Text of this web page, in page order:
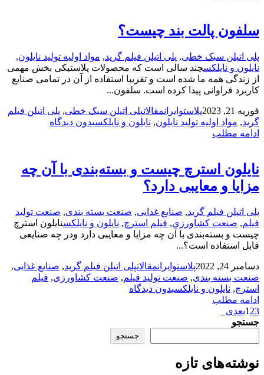
سلفون پالت بند چیست؟
پلی اتیلن سبک خطی, پلی اتیلن فیلم گرید, مواد اولیه تولید نایلون,
نایلون و نایلکسچند سالی است که محصولات پلاستیکی بخش مهمی
از زندگی همه ما شده است و تقریبا استفاده از آن در تمامی صنایع
کاربرد فراوانی پیدا کرده است. سلفون...
فوریه 21, 2023 پلاستوایرانمقالاتپلی اتیلن سبک خطی, پلی اتیلن فیلم
گرید, مواد اولیه تولید نایلون, نایلون و نایلکسبدون دیدگاه
ادامه مطلب
نایلون استرچ چیست و بسته‌بندی با آن چه
مزایا و معایبی دارد؟
پلی اتیلن فیلم گرید, صنایع غذایی, صنعت بسته بندی, صنعت تولید
فیلم, صنعت کشاورزی, فیلم استرچ, نایلون و نایلکسنایلون استرچ
چیست و بسته‌بندی با آن چه مزایا و معایبی دارد ودر چه صنایعی
قابل استفاده است؟...
دسامبر 24, 2022 پلاستوایرانمقالاتپلی اتیلن فیلم گرید, صنایع غذایی,
صنعت بسته بندی, صنعت تولید فیلم, صنعت کشاورزی, فیلم
استرچ, نایلون و نایلکسبدون دیدگاه
ادامه مطلب
1 23
بعدی
جستجو
جستجو
نوشته‌های تازه